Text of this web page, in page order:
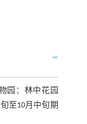
园：林中花园
至10月中旬期